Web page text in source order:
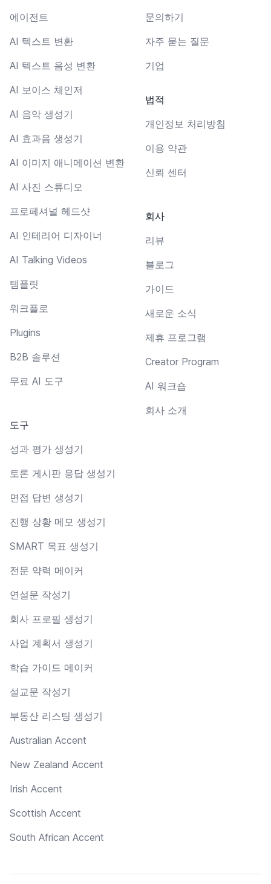
에이전트
AI 텍스트 변환
AI 텍스트 음성 변환
AI 보이스 체인저
AI 음악 생성기
AI 효과음 생성기
AI 이미지 애니메이션 변환
AI 사진 스튜디오
프로페셔널 헤드샷
AI 인테리어 디자이너
AI Talking Videos
템플릿
워크플로
Plugins
B2B 솔루션
무료 AI 도구
도구
성과 평가 생성기
토론 게시판 응답 생성기
면접 답변 생성기
진행 상황 메모 생성기
SMART 목표 생성기
전문 약력 메이커
연설문 작성기
회사 프로필 생성기
사업 계획서 생성기
학습 가이드 메이커
설교문 작성기
부동산 리스팅 생성기
Australian Accent
New Zealand Accent
Irish Accent
Scottish Accent
South African Accent
문의하기
자주 묻는 질문
기업
법적
개인정보 처리방침
이용 약관
신뢰 센터
회사
리뷰
블로그
가이드
새로운 소식
제휴 프로그램
Creator Program
AI 워크숍
회사 소개